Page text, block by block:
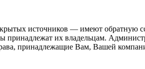
источников — имеют обратную
принадлежат их владельцам.
принадлежащие Вам, Вашей